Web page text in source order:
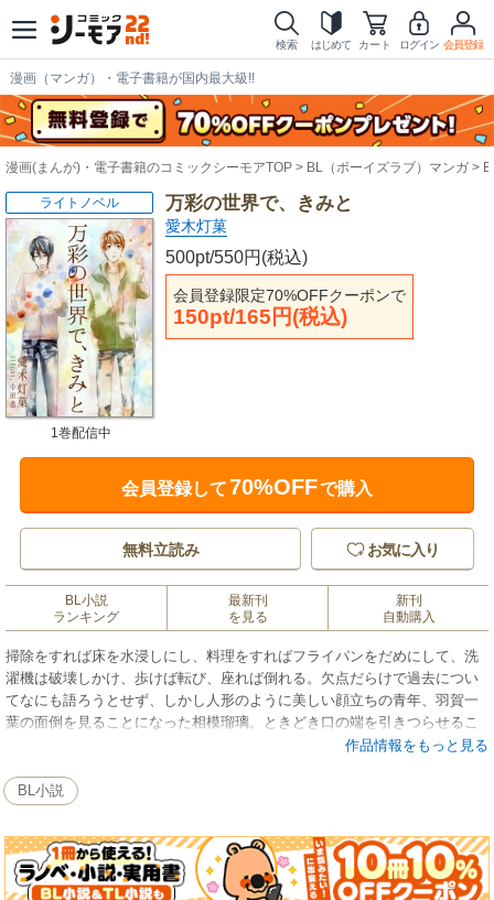
検索 はじめて カート ログイン 会員登録
漫画（マンガ）・電子書籍が国内最大級!!
漫画(まんが)・電子書籍のコミックシーモアTOP BL（ボーイズラブ）マンガ
万彩の世界で、きみと
愛木灯菓
500pt/550円(税込)
会員登録限定70%OFFクーポンで
150pt/165円(税込)
ライトノベル
1巻配信中
会員登録して70%OFFで購入
無料立読み お気に入り
BL小説
ランキング
最新刊
を見る
新刊
自動購入
掃除をすれば床を水浸しにし、料理をすればフライパンをだめにして、洗
濯機は破壊しかけ、歩けば転び、座れば倒れる。欠点だらけで過去につい
てなにも語ろうとせず、しかし人形のように美しい顔立ちの青年、羽賀一
葉の面倒を見ることになった相模瑠璃。ときどき口の端を引きつらせるこ
ともあるが、無邪気な一葉に癒しを感じていたある日、「きみならいい
は、翌日、なにごともなかったように振舞う彼に疑問を抱く。気持ちがす
れ違っていく中、一葉の過去を知る男、科技が現れて――。世話焼き大学
作品情報をもっと見る
BL小説